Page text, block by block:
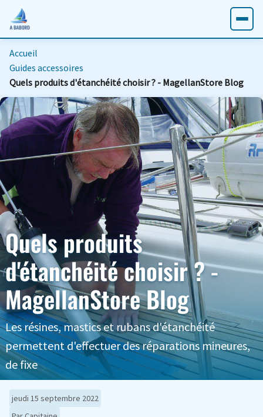
Accueil
Guides accessoires
Quels produits d'étanchéité choisir ? - MagellanStore Blog
Quels produits
d'étanchéité choisir ? -
MagellanStore Blog
Les résines, mastics et rubans d'étanchéité
permettent d'effectuer des réparations mineures,
de fixe
jeudi 15 septembre 2022